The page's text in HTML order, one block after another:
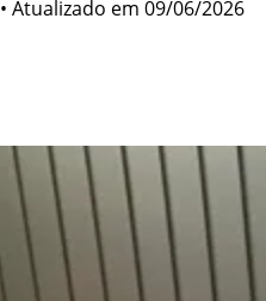
• Atualizado em 09/06/2026